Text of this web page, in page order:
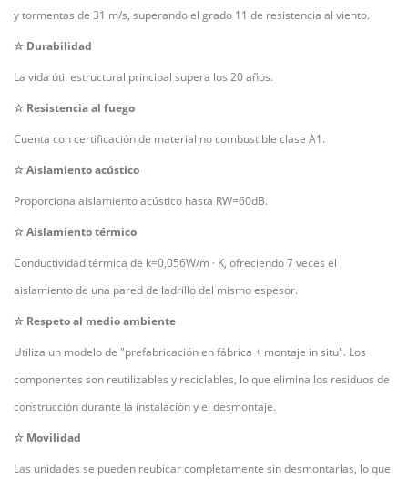
y tormentas de 31 m/s, superando el grado 11 de resistencia al viento.
☆ Durabilidad
La vida útil estructural principal supera los 20 años.
☆ Resistencia al fuego
Cuenta con certificación de material no combustible clase A1.
☆Aislamiento acústico
Proporciona aislamiento acústico hasta RW=60dB.
☆Aislamiento térmico
Conductividad térmica de k=0,056W/m · K, ofreciendo 7 veces el
aislamiento de una pared de ladrillo del mismo espesor.
☆ Respeto al medio ambiente
Utiliza un modelo de "prefabricación en fábrica + montaje in situ". Los
componentes son reutilizables y reciclables, lo que elimina los residuos de
construcción durante la instalación y el desmontaje.
☆ Movilidad
Las unidades se pueden reubicar completamente sin desmontarlas, lo que